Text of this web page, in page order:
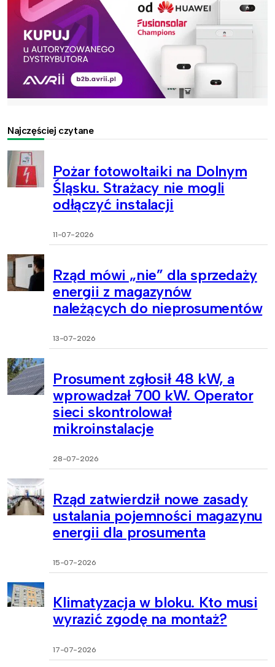
Najczęściej czytane
Pożar fotowoltaiki na Dolnym
Śląsku. Strażacy nie mogli
odłączyć instalacji
11-07-2026
Rząd mówi „nie” dla sprzedaży
energii z magazynów
należących do nieprosumentów
13-07-2026
Prosument zgłosił 48 kW, a
wprowadzał 700 kW. Operator
sieci skontrolował
mikroinstalacje
28-07-2026
Rząd zatwierdził nowe zasady
ustalania pojemności magazynu
energii dla prosumenta
15-07-2026
Klimatyzacja w bloku. Kto musi
wyrazić zgodę na montaż?
17-07-2026